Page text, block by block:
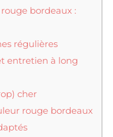
bordeaux :
régulières
entretien à long
cher
rouge bordeaux